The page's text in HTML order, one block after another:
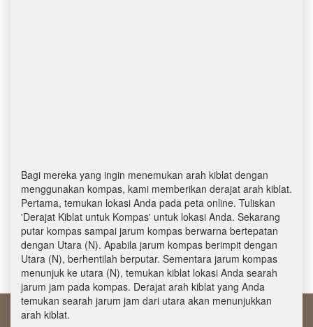
Bagi mereka yang ingin menemukan arah kiblat dengan
menggunakan kompas, kami memberikan derajat arah kiblat.
Pertama, temukan lokasi Anda pada peta online. Tuliskan
'Derajat Kiblat untuk Kompas' untuk lokasi Anda. Sekarang
putar kompas sampai jarum kompas berwarna bertepatan
dengan Utara (N). Apabila jarum kompas berimpit dengan
Utara (N), berhentilah berputar. Sementara jarum kompas
menunjuk ke utara (N), temukan kiblat lokasi Anda searah
jarum jam pada kompas. Derajat arah kiblat yang Anda
temukan searah jarum jam dari utara akan menunjukkan
arah kiblat.